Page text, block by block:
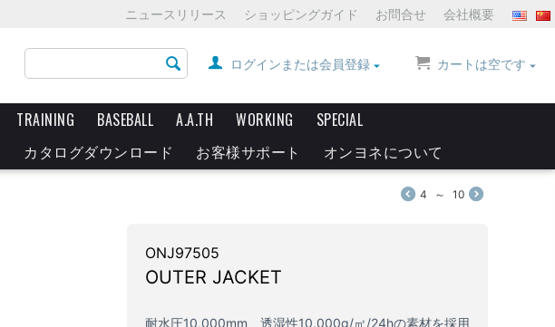
ニュースリリース ショッピングガイド お問合せ 会社概要
カートは空です
ログインまたは会員登録
TRAINING BASEBALL A.A.TH WORKING
SPECIAL
カタログダウンロード お客様サポート オンヨネについて
4 ～ 10
ONJ97505
OUTER JACKET
耐水圧10,000mm、透湿性10,000g/㎡/24hの素材を採用